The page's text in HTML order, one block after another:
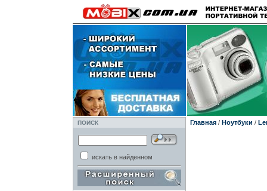
ПОИСК
искать в найденном
Главная/ Ноутбуки /